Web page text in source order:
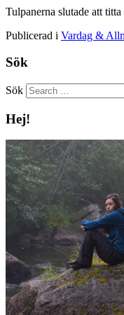
Tulpanerna slutade att
Publicerad i Vardag &
Sök
Sök
Hej!